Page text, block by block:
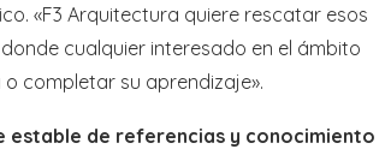
«F3 Arquitectura quiere rescatar esos
cualquier interesado en el ámbito
completar su aprendizaje».
estable de referencias y conocimiento